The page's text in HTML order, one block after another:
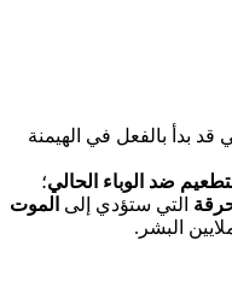
بدأ بالفعل في الهيمنة
ضد الوباء الحالي؛
التي ستؤدي إلى الموت
البشر.